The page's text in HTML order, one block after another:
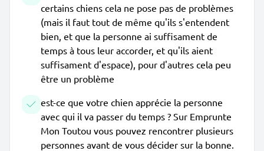
certains chiens cela ne pose pas de problèmes
(mais il faut tout de même qu'ils s'entendent
bien, et que la personne ai suffisament de
temps à tous leur accorder, et qu'ils aient
suffisament d'espace), pour d'autres cela peu
être un problème
est-ce que votre chien apprécie la personne
avec qui il va passer du temps ? Sur Emprunte
Mon Toutou vous pouvez rencontrer plusieurs
personnes avant de vous décider sur la bonne.